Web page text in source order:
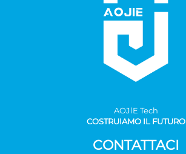
AOJlE Tech
COSTRUIAMO IL FUTURO
CONTATTACI